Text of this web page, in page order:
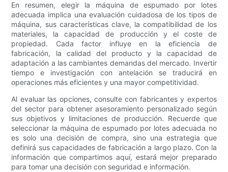
En resumen, elegir la máquina de espumado por lotes
adecuada implica una evaluación cuidadosa de los tipos de
máquina, sus características clave, la compatibilidad de los
materiales, la capacidad de producción y el coste de
propiedad. Cada factor influye en la eficiencia de
fabricación, la calidad del producto y la capacidad de
adaptación a las cambiantes demandas del mercado. Invertir
tiempo e investigación con antelación se traducirá en
operaciones más eficientes y una mayor competitividad.
Al evaluar las opciones, consulte con fabricantes y expertos
del sector para obtener asesoramiento personalizado según
sus objetivos y limitaciones de producción. Recuerde que
seleccionar la máquina de espumado por lotes adecuada no
es solo una decisión de compra, sino una estrategia que
definirá sus capacidades de fabricación a largo plazo. Con la
información que compartimos aquí, estará mejor preparado
para tomar una decisión con seguridad e información.